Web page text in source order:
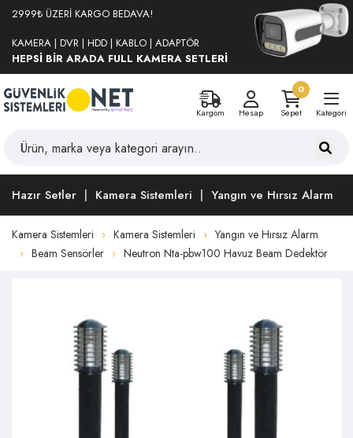
2999₺ ÜZERİ KARGO BEDAVA!
KAMERA | DVR | HDD | KABLO | ADAPTÖR
HEPSİ BİR ARADA FULL KAMERA SETLERİ
Kargom Hesap
0
Sepet
Kategori
Hazır Setler Kamera Sistemleri Yangın ve Hırsız Alarm
Kamera Sistemleri Kamera Sistemleri
Yangın ve Hırsız Alarm
Beam Sensörler
Neutron Nta-pbw100 Havuz Beam Dedektör